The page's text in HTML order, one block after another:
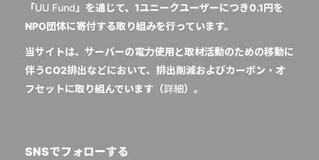
「UU Fund 」を通じて、1ユニークユーザーにつき0.1円を
NPO団体に寄付する取り組みを行っています。
当サイトは、サーバーの電力使用と取材活動のための移動に
伴うCO2排出などにおいて、排出削減およびカーボン・オ
フセットに取り組んでいます（詳細）。
SNSでフォローする